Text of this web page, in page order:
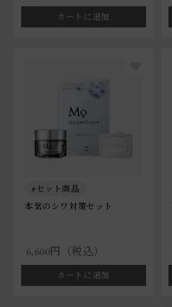
カートに追加
セット商品
本気のシワ対策セット
6,600円（税込）
カートに追加